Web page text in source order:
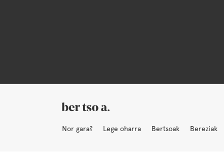
Nor gara? Lege oharra Bertsoak Bereziak